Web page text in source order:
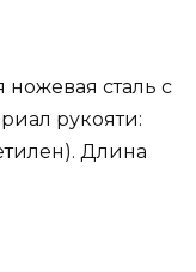
сталь с
рукояти:
Длина